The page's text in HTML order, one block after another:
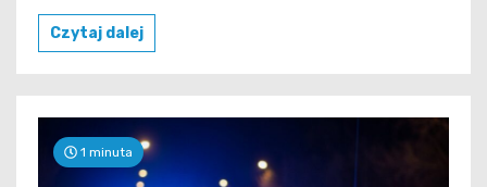
Czytaj dalej
1 minuta